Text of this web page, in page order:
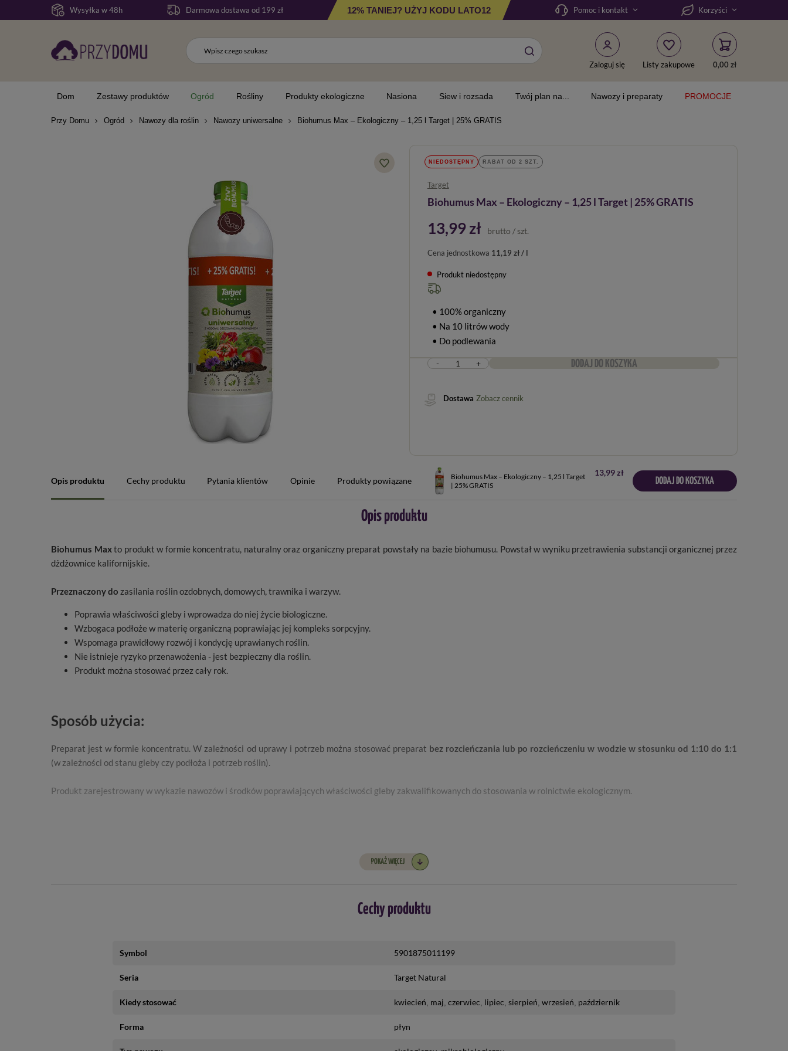
Wysyłka w 48h Darmowa dostawa od 199 zł 12% TANIEJ? UŻYJ KODU LATO12 Pomoc i kontakt Korzyści
Zaloguj się Listy zakupowe 0,00 zł
Dom Zestawy produktów Ogród Rośliny Produkty ekologiczne Nasiona Siew i rozsada Twój plan na... Nawozy i preparaty PROMOCJE
Przy Domu Ogród Nawozy dla roślin Nawozy uniwersalne Biohumus Max – Ekologiczny – 1,25 l Target | 25% GRATIS
NIEDOSTĘPNY RABAT OD 2 SZT.
Target
Biohumus Max – Ekologiczny – 1,25 l Target | 25% GRATIS
13,99 zł brutto / szt.
Cena jednostkowa 11,19 zł / l
Produkt niedostępny
• 100% organiczny
• Na 10 litrów wody
• Do podlewania
- + DODAJ DO KOSZYKA
Dostawa Zobacz cennik
Opis produktu Cechy produktu Pytania klientów Opinie Produkty powiązane
Biohumus Max – Ekologiczny – 1,25 l Target
| 25% GRATIS
13,99 zł
DODAJ DO KOSZYKA
Opis produktu
Biohumus Maxto produkt w formie koncentratu, naturalny oraz organiczny preparat powstały na bazie biohumusu. Powstał w wyniku przetrawienia substancji organicznej przez
dżdżownice kalifornijskie.
Przeznaczony do zasilania roślin ozdobnych, domowych, trawnika i warzyw.
Poprawia właściwości gleby i wprowadza do niej życie biologiczne.
Wzbogaca podłoże w materię organiczną poprawiając jej kompleks sorpcyjny.
Wspomaga prawidłowy rozwój i kondycję uprawianych roślin.
Nie istnieje ryzyko przenawożenia - jest bezpieczny dla roślin.
Produkt można stosować przez cały rok.
Sposób użycia:
Preparat jest w formie koncentratu. W zależności od uprawy i potrzeb można stosować preparat bez rozcieńczania lub po rozcieńczeniu w wodzie w stosunku od 1:10 do 1:1
(w zależności od stanu gleby czy podłoża i potrzeb roślin).
Produkt zarejestrowany w wykazie nawozów i środków poprawiających właściwości gleby zakwalifikowanych do stosowania w rolnictwie ekologicznym.
POKAŻ WIĘCEJ
Cechy produktu
Symbol 5901875011199
Seria Target Natural
Kiedy stosować kwiecień maj czerwiec lipiec sierpień wrzesień październik
Forma płyn